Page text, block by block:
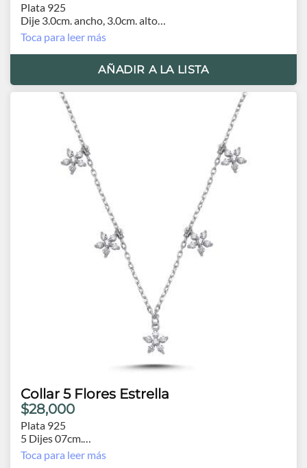
Plata 925
Dije 3.0cm. ancho, 3.0cm. alto
Cadena 43cm. extensión 3.5cm
Orígen Turquía
Toca para leer más
AÑADIR A LA LISTA
Collar 5 Flores Estrella
$28,000
Plata 925
5 Dijes 07cm.
Cadena 40cm, extensión 5cm.
Toca para leer más